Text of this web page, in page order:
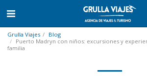
Grulla Viajes
Blog
Puerto Madryn con niños: excursiones y
familia